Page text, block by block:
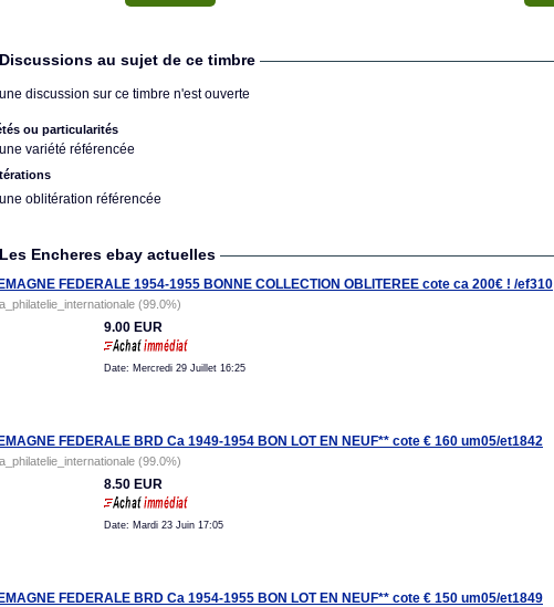
Discussions au sujet de ce timbre
discussion sur ce timbre n'est ouverte
ou particularités
variété référencée
oblitération référencée
Les Encheres ebay actuelles
FEDERALE 1954-1955 BONNE COLLECTION OBLITEREE cote ca 200€ ! /ef310
(99.0%)
9.00 EUR
Date: Mercredi 29 Juillet 16:25
FEDERALE BRD Ca 1949-1954 BON LOT EN NEUF** cote € 160 um05/et1842
(99.0%)
8.50 EUR
Date: Mardi 23 Juin 17:05
FEDERALE BRD Ca 1954-1955 BON LOT EN NEUF** cote € 150 um05/et1849